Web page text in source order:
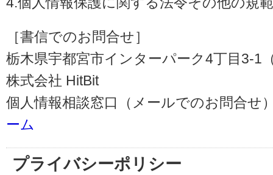
［書信でのお問合せ］
栃木県宇都宮市インターパーク4丁目3-1
株式会社 HitBit
個人情報相談窓口（メールでのお問合せ
ーム
プライバシーポリシー